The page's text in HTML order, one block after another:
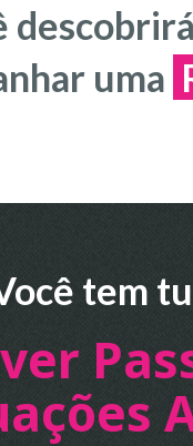
uma
tem